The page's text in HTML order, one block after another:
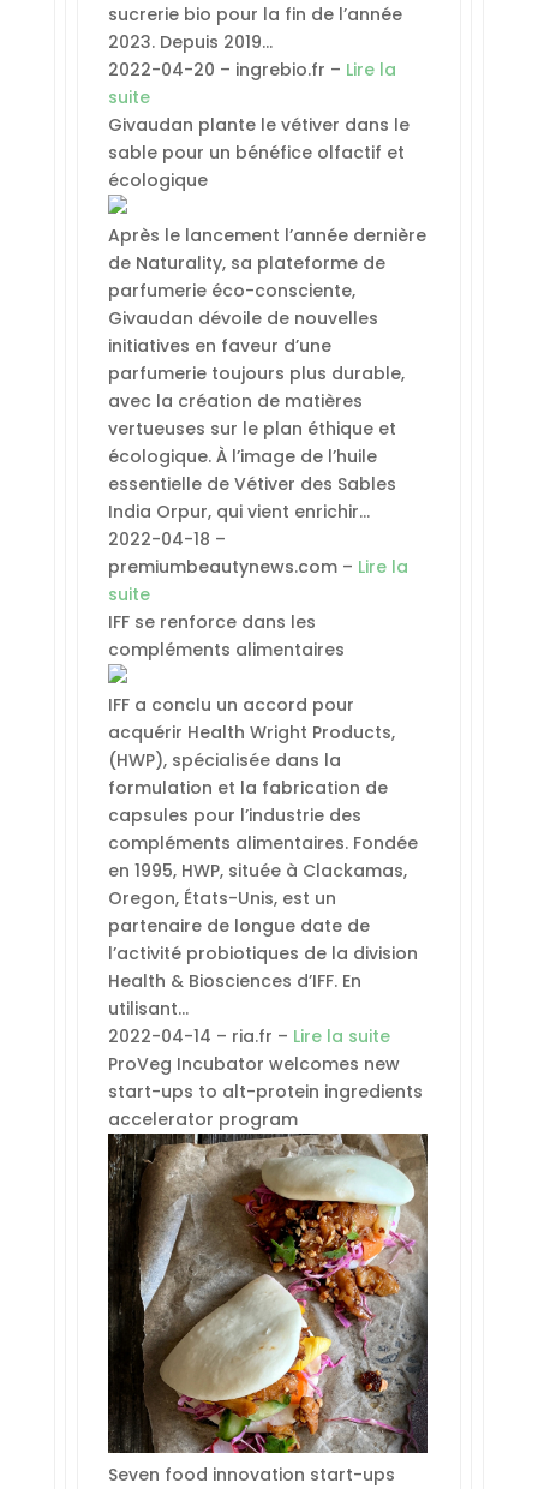
sucrerie bio pour la fin de l’année
2023. Depuis 2019…
2022-04-20 – ingrebio.fr – Lire la
suite
Givaudan plante le vétiver dans le
sable pour un bénéfice olfactif et
écologique
Après le lancement l’année dernière
de Naturality, sa plateforme de
parfumerie éco-consciente,
Givaudan dévoile de nouvelles
initiatives en faveur d’une
parfumerie toujours plus durable,
avec la création de matières
vertueuses sur le plan éthique et
écologique. À l’image de l’huile
essentielle de Vétiver des Sables
India Orpur, qui vient enrichir…
2022-04-18 –
premiumbeautynews.com – Lire la
suite
IFF se renforce dans les
compléments alimentaires
IFF a conclu un accord pour
acquérir Health Wright Products,
(HWP), spécialisée dans la
formulation et la fabrication de
capsules pour l’industrie des
compléments alimentaires. Fondée
en 1995, HWP, située à Clackamas,
Oregon, États-Unis, est un
partenaire de longue date de
l’activité probiotiques de la division
Health & Biosciences d’IFF. En
utilisant…
2022-04-14 – ria.fr – Lire la suite
ProVeg Incubator welcomes new
start-ups to alt-protein ingredients
accelerator program
Seven food innovation start-ups